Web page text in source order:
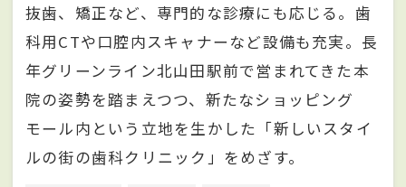
抜歯、矯正など、専門的な診療にも応じる。歯
科用CTや口腔内スキャナーなど設備も充実。長
年グリーンライン北山田駅前で営まれてきた本
院の姿勢を踏まえつつ、新たなショッピング
モール内という立地を生かした「新しいスタイ
ルの街の歯科クリニック」をめざす。